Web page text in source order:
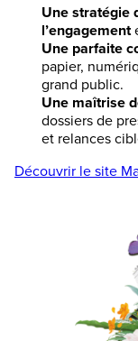
Une stratégie
l’engagement
Une parfaite
papier,
grand public.
Une maîtrise
dossiers de
et relances
Découvrir le site